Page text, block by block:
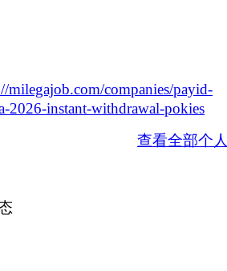
milegajob.com/companies/payid-
2026-instant-withdrawal-pokies
查看全部个